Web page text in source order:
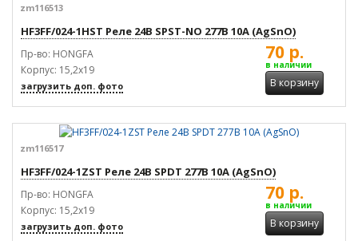
zm116513
HF3FF/024-1HST Реле 24В SPST-NO 277В 10А (AgSnO)
Пр-во: HONGFA
Корпус: 15,2x19
загрузить доп. фото
70 р.
в наличии
В корзину
zm116517
HF3FF/024-1ZST Реле 24В SPDT 277В 10А (AgSnO)
Пр-во: HONGFA
Корпус: 15,2x19
загрузить доп. фото
70 р.
в наличии
В корзину